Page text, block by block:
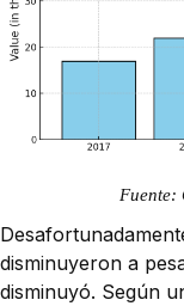
Fuente:
disminuyeron a
disminuyó. Según